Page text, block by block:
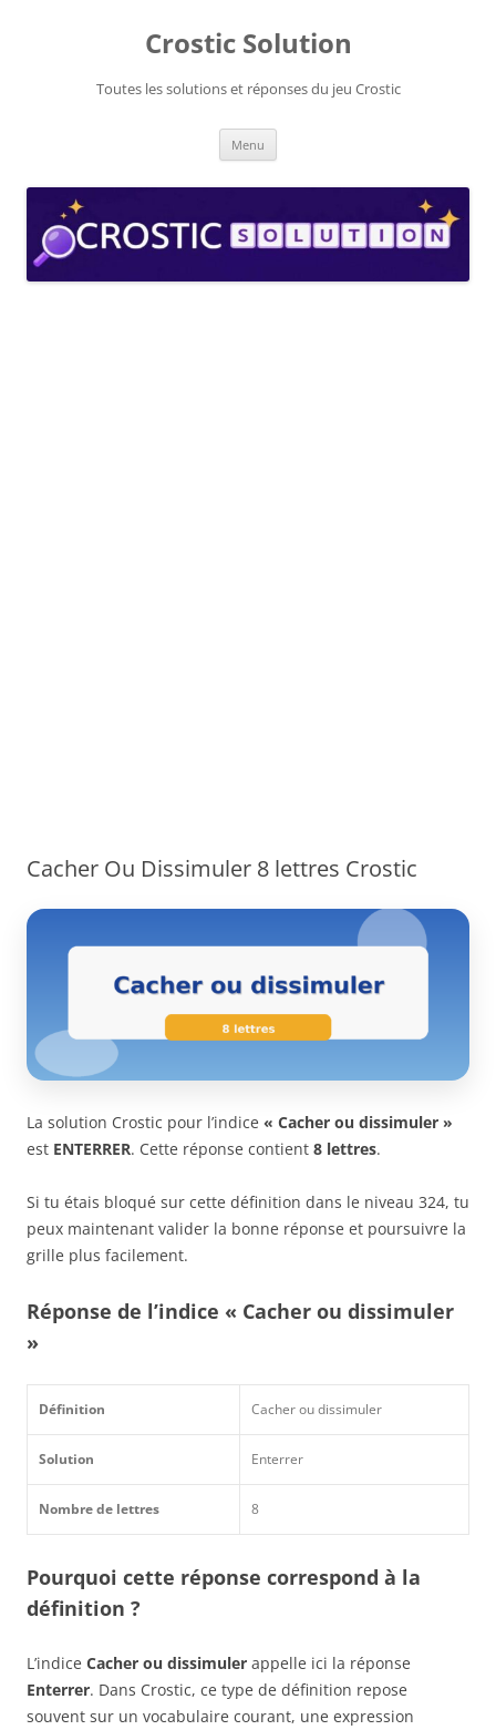
Crostic Solution
Toutes les solutions et réponses du jeu Crostic
Menu
Cacher Ou Dissimuler 8 lettres Crostic
La solution Crostic pour l’indice « Cacher ou dissimuler »
est ENTERRER. Cette réponse contient 8 lettres.
Si tu étais bloqué sur cette définition dans le niveau 324, tu
peux maintenant valider la bonne réponse et poursuivre la
grille plus facilement.
Réponse de l’indice « Cacher ou dissimuler
»
Définition Cacher ou dissimuler
Solution Enterrer
Nombre de lettres 8
Pourquoi cette réponse correspond à la
définition ?
L’indice Cacher ou dissimuler appelle ici la réponse
Enterrer. Dans Crostic, ce type de définition repose
souvent sur un vocabulaire courant, une expression